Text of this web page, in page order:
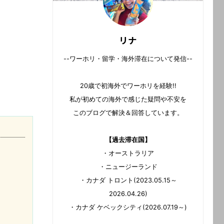
リナ
--ワーホリ・留学・海外滞在について発信--
20歳で初海外でワーホリを経験!!
私が初めての海外で感じた疑問や不安を
このブログで解決＆回答しています。
【過去滞在国】
・オーストラリア
・ニュージーランド
・カナダ トロント(2023.05.15～
2026.04.26)
・カナダ ケベックシティ(2026.07.19～)